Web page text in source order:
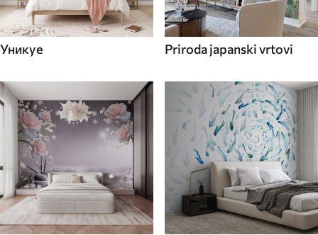
Уникуе Priroda japanski vrtovi